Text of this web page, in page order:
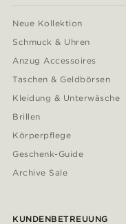
Neue Kollektion
Schmuck & Uhren
Anzug Accessoires
Taschen & Geldbörsen
Kleidung & Unterwäsche
Brillen
Körperpflege
Geschenk-Guide
Archive Sale
KUNDENBETREUUNG